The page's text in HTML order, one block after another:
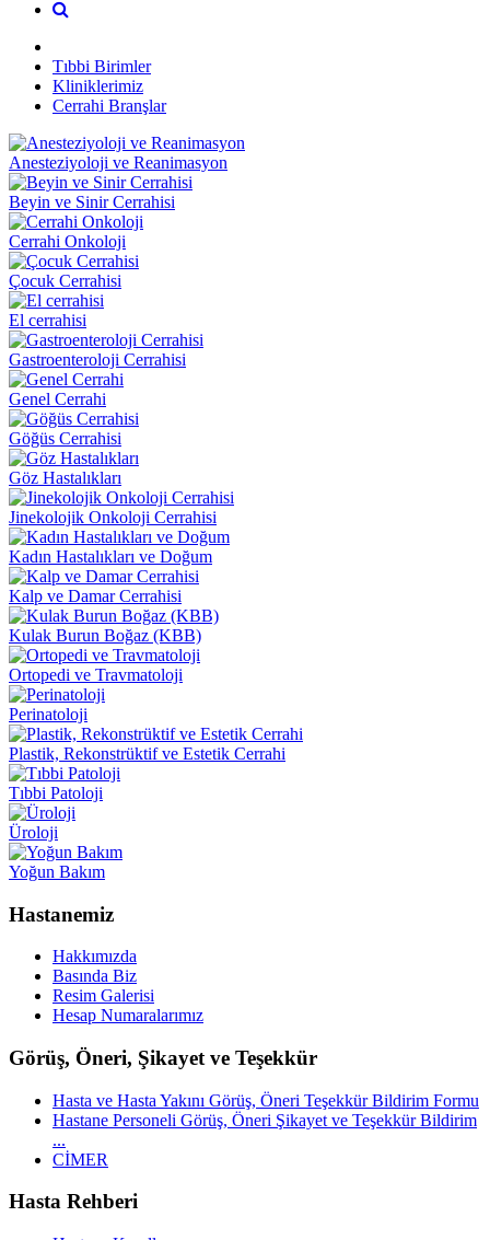
Tıbbi Birimler
Kliniklerimiz
Cerrahi Branşlar
Anesteziyoloji ve Reanimasyon
Beyin ve Sinir Cerrahisi
Cerrahi Onkoloji
Çocuk Cerrahisi
El cerrahisi
Gastroenteroloji Cerrahisi
Genel Cerrahi
Göğüs Cerrahisi
Göz Hastalıkları
Jinekolojik Onkoloji Cerrahisi
Kadın Hastalıkları ve Doğum
Kalp ve Damar Cerrahisi
Kulak Burun Boğaz (KBB)
Ortopedi ve Travmatoloji
Perinatoloji
Plastik, Rekonstrüktif ve Estetik Cerrahi
Tıbbi Patoloji
Üroloji
Yoğun Bakım
Hastanemiz
Hakkımızda
Basında Biz
Resim Galerisi
Hesap Numaralarımız
Görüş, Öneri, Şikayet ve Teşekkür
Hasta ve Hasta Yakını Görüş, Öneri Teşekkür Bildirim Formu
Hastane Personeli Görüş, Öneri Şikayet ve Teşekkür Bildirim
...
CİMER
Hasta Rehberi